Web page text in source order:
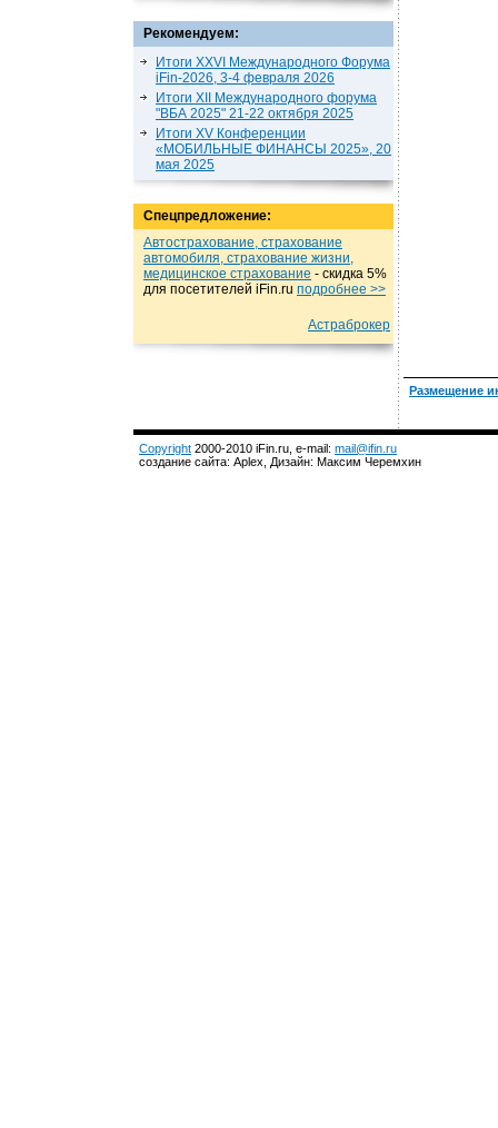
Рекомендуем:
Итоги XXVI Международного Форума
iFin-2026, 3-4 февраля 2026
Итоги XII Международного форума
"ВБА 2025" 21-22 октября 2025
Итоги XV Конференции
«МОБИЛЬНЫЕ ФИНАНСЫ 2025», 20
мая 2025
Спецпредложение:
Автострахование, страхование
автомобиля, страхование жизни,
медицинское страхование - cкидка 5%
для посетителей iFin.ru подробнеe >>
Астраброкер
Размещение
Copyright 2000-2010 iFin.ru, e-mail: mail@ifin.ru
создание сайта: Aplex, Дизайн: Максим Черемхин